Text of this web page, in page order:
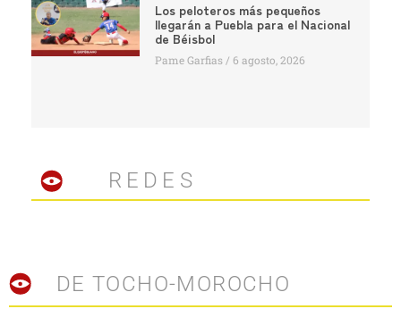
Los peloteros más pequeños
llegarán a Puebla para el Nacional
de Béisbol
Pame Garfias 6 agosto, 2026
REDES
DE TOCHO-MOROCHO